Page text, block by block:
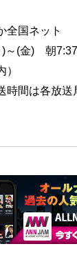
全国ネット
)～(金) 朝
）
時間は各放送